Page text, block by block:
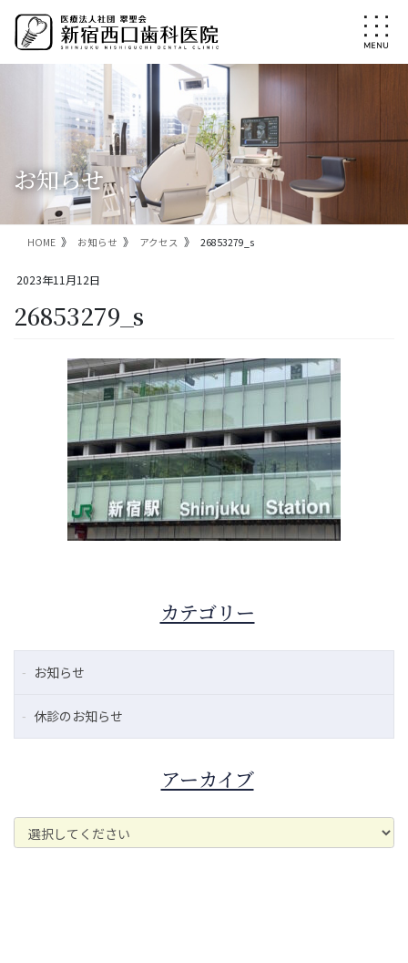
ン
ー
お知らせ
HOME お知らせ アクセス 26853279_s
2023年11月12日
26853279_s
カテゴリー
お知らせ
休診のお知らせ
アーカイブ